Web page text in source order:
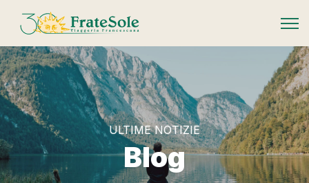
FrateSole Viaggeria Francescana
ULTIME NOTIZIE
Blog